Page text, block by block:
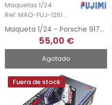
Maquetas 1/24
Ref: MAQ-FUJ-126166
Maqueta 1/24 - Porsche 917K - 1st 1000 Km Monza 1971
55,00 €
Agotado
Fuera de stock